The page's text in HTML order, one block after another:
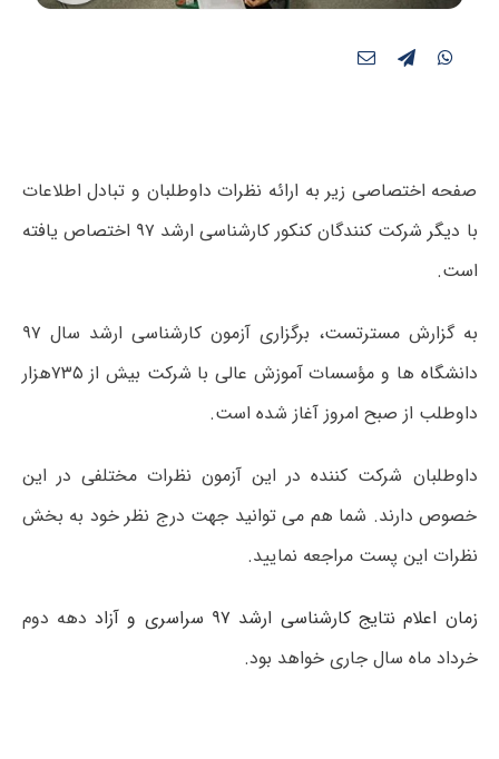
صفحه اختصاصی زیر به ارائه نظرات داوطلبان و تبادل اطلاعات
با دیگر شرکت کنندگان کنکور کارشناسی ارشد ۹۷ اختصاص یافته
است.
به گزارش مسترتست، برگزاری آزمون کارشناسی ارشد سال ۹۷
دانشگاه ها و مؤسسات آموزش عالی با شرکت بیش از ۷۳۵هزار
داوطلب از صبح امروز آغاز شده است.
داوطلبان شرکت کننده در این آزمون نظرات مختلفی در این
خصوص دارند. شما هم می توانید جهت درج نظر خود به بخش
نظرات این پست مراجعه نمایید.
زمان اعلام نتایج کارشناسی ارشد ۹۷ سراسری و آزاد
دهه دوم
خرداد ماه سال جاری خواهد بود.